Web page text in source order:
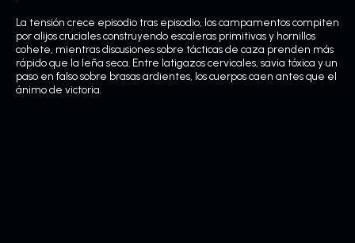
La tensión crece episodio tras episodio, los campamentos compiten
por alijos cruciales construyendo escaleras primitivas y hornillos
cohete, mientras discusiones sobre tácticas de caza prenden más
rápido que la leña seca. Entre latigazos cervicales, savia tóxica y un
paso en falso sobre brasas ardientes, los cuerpos caen antes que el
ánimo de victoria.